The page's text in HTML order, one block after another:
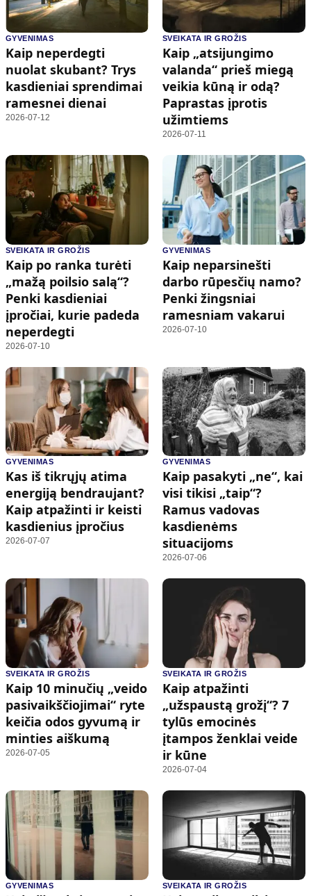
GYVENIMAS
Kaip neperdegti
nuolat skubant? Trys
kasdieniai sprendimai
ramesnei dienai
2026-07-12
SVEIKATA IR GROŽIS
Kaip „atsijungimo
valanda“ prieš miegą
veikia kūną ir odą?
Paprastas įprotis
užimtiems
2026-07-11
SVEIKATA IR GROŽIS
Kaip po ranka turėti
„mažą poilsio salą“?
Penki kasdieniai
įpročiai, kurie padeda
neperdegti
2026-07-10
GYVENIMAS
Kaip neparsinešti
darbo rūpesčių namo?
Penki žingsniai
ramesniam vakarui
2026-07-10
GYVENIMAS
Kas iš tikrųjų atima
energiją bendraujant?
Kaip atpažinti ir keisti
kasdienius įpročius
2026-07-07
GYVENIMAS
Kaip pasakyti „ne“, kai
visi tikisi „taip“?
Ramus vadovas
kasdienėms
situacijoms
2026-07-06
SVEIKATA IR GROŽIS
Kaip 10 minučių „veido
pasivaikščiojimai“ ryte
keičia odos gyvumą ir
minties aiškumą
2026-07-05
SVEIKATA IR GROŽIS
Kaip atpažinti
„užspaustą grožį“? 7
tylūs emocinės
įtampos ženklai veide
ir kūne
2026-07-04
GYVENIMAS SVEIKATA IR GROŽIS